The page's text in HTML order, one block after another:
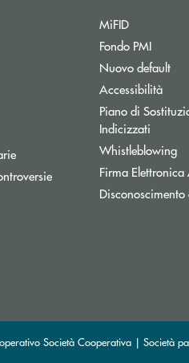
nuova finestra
Apre una nuova finestra
MiFID
Fondo PMIApre
Nuovo default
Accessibilità
Piano di
Indicizzati
Whistleblowing
Firma
Società Cooperativa | Società